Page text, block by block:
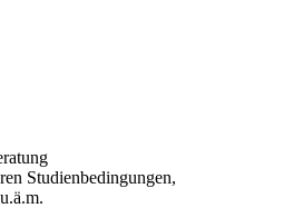
Studienbedingungen,